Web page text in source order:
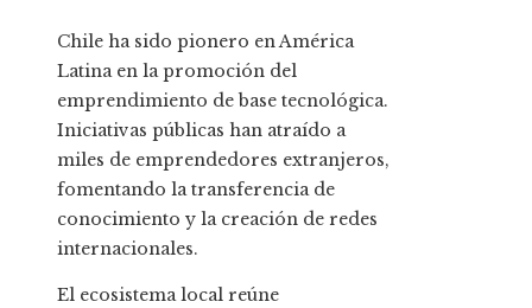
Chile ha sido pionero en América
Latina en la promoción del
emprendimiento de base tecnológica.
Iniciativas públicas han atraído a
miles de emprendedores extranjeros,
fomentando la transferencia de
conocimiento y la creación de redes
internacionales.
El ecosistema local reúne